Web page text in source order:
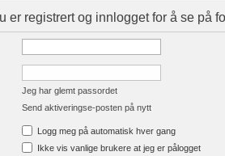
er registrert og innlogget for å se på
Jeg har glemt passordet
Send aktiveringse-posten på nytt
Logg meg på automatisk hver gang
Ikke vis vanlige brukere at jeg er pålogget